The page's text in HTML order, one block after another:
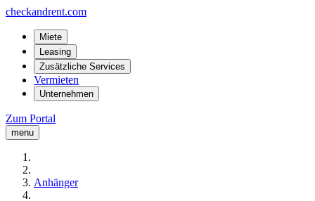
checkandrent.com
Miete
Leasing
Zusätzliche Services
Vermieten
Unternehmen
Zum Portal
menu
Anhänger